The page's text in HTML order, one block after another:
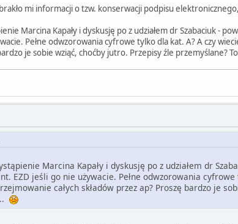
mi informacji o tzw. konserwacji podpisu
Marcina Kapały i dyskusję po z udziałem dr Szabaciuk -
Pełne odwzorowania cyfrowe tylko dla kat. A? A czy
je sobie wziąć, choćby jutro. Przepisy źle przemyślane?
Marcina Kapały i dyskusję po z udziałem dr
EZD jeśli go nie używacie. Pełne odwzorowania
całych składów przez ap? Proszę bardzo je